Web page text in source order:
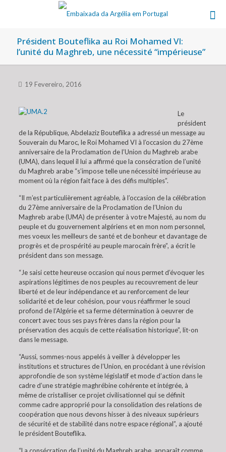
Président Bouteflika au Roi Mohamed VI:
l’unité du Maghreb, une nécessité “impérieuse”
19 Fevereiro, 2016
Le
président
de la République, Abdelaziz Bouteflika a adressé un message au
Souverain du Maroc, le Roi Mohamed VI à l’occasion du 27ème
anniversaire de la Proclamation de l’Union du Maghreb arabe
(UMA), dans lequel il lui a affirmé que la consécration de l’unité
du Maghreb arabe “s’impose telle une nécessité impérieuse au
moment où la région fait face à des défis multiples”.
“Il m’est particulièrement agréable, à l’occasion de la célébration
du 27ème anniversaire de la Proclamation de l’Union du
Maghreb arabe (UMA) de présenter à votre Majesté, au nom du
peuple et du gouvernement algériens et en mon nom personnel,
mes voeux les meilleurs de santé et de bonheur et davantage de
progrès et de prospérité au peuple marocain frère”, a écrit le
président dans son message.
“Je saisi cette heureuse occasion qui nous permet d’évoquer les
aspirations légitimes de nos peuples au recouvrement de leur
liberté et de leur indépendance et au renforcement de leur
solidarité et de leur cohésion, pour vous réaffirmer le souci
profond de l’Algérie et sa ferme détermination à oeuvrer de
concert avec tous ses pays frères dans la région pour la
préservation des acquis de cette réalisation historique”, lit-on
dans le message.
“Aussi, sommes-nous appelés à veiller à développer les
institutions et structures de l’Union, en procédant à une révision
approfondie de son système législatif et mode d’action dans le
cadre d’une stratégie maghrébine cohérente et intégrée, à
même de cristalliser ce projet civilisationnel qui se définit
comme cadre approprié pour la consolidation des relations de
coopération que nous devons hisser à des niveaux supérieurs
de sécurité et de stabilité dans notre espace régional”, a ajouté
le président Bouteflika.